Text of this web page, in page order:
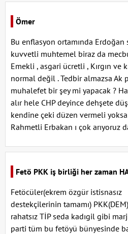
Ömer
Bu enflasyon ortamında Erdoğan
kuvvetli muhtemel biraz da
Emekli , asgari ücretli , Kırgın ve
normal değil . Tedbir almazsa Ak
muhalefet bir şey mi yapacak ?
alır hele CHP deyince dehşete
kendine çeki düzen vermeli
Rahmetli Erbakan ı çok arıyoruz
Fetö PKK iş birliği her zaman
Fetöcüler(ekrem özgür istisnasız
destekçilerinin tamamı)
rahatsız TİP seda kadıgil gibi
parti tüm bu fetöyü bünyesinde